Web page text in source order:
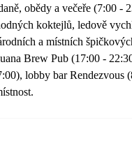
obědy a večeře (7:00 -
koktejlů, ledově
a místních
Brew Pub (17:00 -
lobby bar Rendezvous